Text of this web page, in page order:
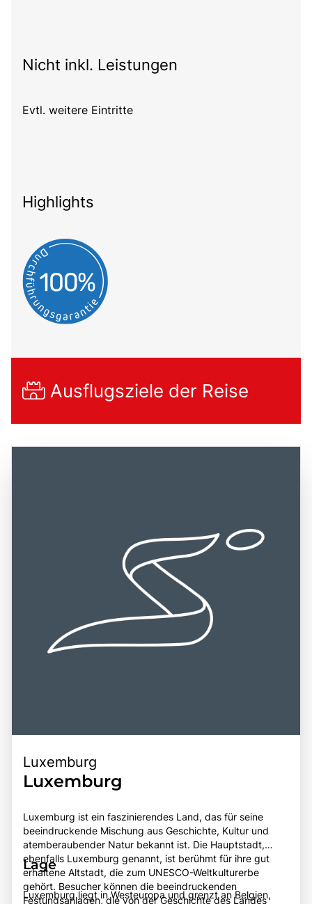
Nicht inkl. Leistungen
Evtl. weitere Eintritte
Highlights
Ausflugsziele der Reise
Luxemburg
Luxemburg
Luxemburg ist ein faszinierendes Land, das für seine
beeindruckende Mischung aus Geschichte, Kultur und
atemberaubender Natur bekannt ist. Die Hauptstadt,
ebenfalls Luxemburg genannt, ist berühmt für ihre gut
erhaltene Altstadt, die zum UNESCO-Weltkulturerbe
gehört. Besucher können die beeindruckenden
Festungsanlagen, die von der Geschichte des Landes
Lage
Luxemburg liegt in Westeuropa und grenzt an Belgien,